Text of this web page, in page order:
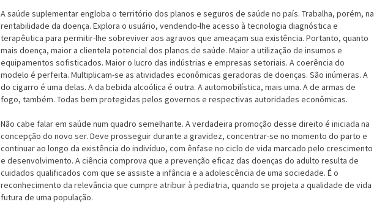
A saúde suplementar engloba o território dos planos e seguros de saúde no país. Trabalha, porém, na
rentabilidade da doença. Explora o usuário, vendendo-lhe acesso à tecnologia diagnóstica e
terapêutica para permitir-lhe sobreviver aos agravos que ameaçam sua existência. Portanto, quanto
mais doença, maior a clientela potencial dos planos de saúde. Maior a utilização de insumos e
equipamentos sofisticados. Maior o lucro das indústrias e empresas setoriais. A coerência do
modelo é perfeita. Multiplicam-se as atividades econômicas geradoras de doenças. São inúmeras. A
do cigarro é uma delas. A da bebida alcoólica é outra. A automobilística, mais uma. A de armas de
fogo, também. Todas bem protegidas pelos governos e respectivas autoridades econômicas.
Não cabe falar em saúde num quadro semelhante. A verdadeira promoção desse direito é iniciada na
concepção do novo ser. Deve prosseguir durante a gravidez, concentrar-se no momento do parto e
continuar ao longo da existência do indivíduo, com ênfase no ciclo de vida marcado pelo crescimento
e desenvolvimento. A ciência comprova que a prevenção eficaz das doenças do adulto resulta de
cuidados qualificados com que se assiste a infância e a adolescência de uma sociedade. É o
reconhecimento da relevância que cumpre atribuir à pediatria, quando se projeta a qualidade de vida
futura de uma população.